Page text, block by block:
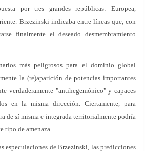
por tres grandes repúblicas: Europea,
Brzezinski indicaba entre líneas que, con
finalmente el deseado desmembramiento
más peligrosos para el dominio global
la (re)aparición de potencias importantes
verdaderamente "antihegemónico" y capaces
en la misma dirección. Ciertamente, para
de sí misma e integrada territorialmente podría
tipo de amenaza.
especulaciones de Brzezinski, las predicciones